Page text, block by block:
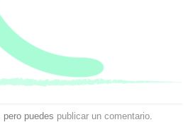
puedes publicar un comentario